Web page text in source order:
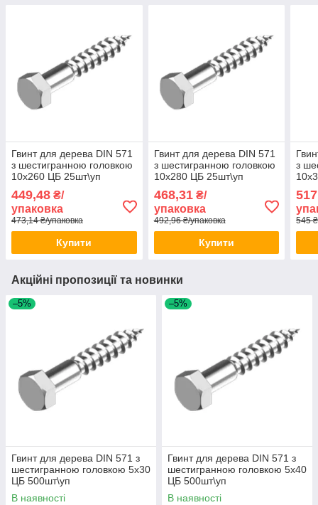
Гвинт для дерева DIN 571
з шестигранною головкою
10х260 ЦБ 25шт\уп
449,48 ₴/
упаковка
473,14 ₴/упаковка
Купити
Гвинт для дерева DIN 571
з шестигранною головкою
10х280 ЦБ 25шт\уп
468,31₴/
упаковка
492,96 ₴/упаковка
Купити
з
545
Акційні пропозиції та новинки
–5%
Гвинт для дерева DIN 571 з
шестигранною головкою 5х30
ЦБ 500шт\уп
В наявності
–5%
Гвинт для дерева DIN 571 з
шестигранною головкою 5х40
ЦБ 500шт\уп
В наявності